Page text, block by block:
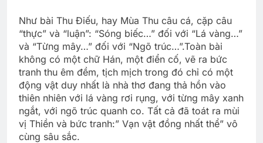
Như bài Thu Ðiếu, hay Mùa Thu câu cá, cặp câu
“thực” và “luận”: “Sóng biếc…” đối với “Lá vàng…”
và “Từng mây…” đối với “Ngõ trúc…”.Toàn bài
không có một chữ Hán, một điển cố, vẽ ra bức
tranh thu êm đềm, tịch mịch trong đó chỉ có một
động vật duy nhất là nhà thơ đang thả hồn vào
thiên nhiên với lá vàng rơi rụng, với từng mây xanh
ngắt, với ngõ trúc quanh co. Tất cả đã toát ra mùi
vị Thiền và bức tranh:” Vạn vật đồng nhất thể” vô
cùng sâu sắc.